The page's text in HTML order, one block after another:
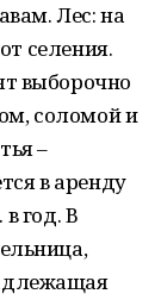
Лес: на
селения.
выборочно
соломой и
–
в аренду
год. В